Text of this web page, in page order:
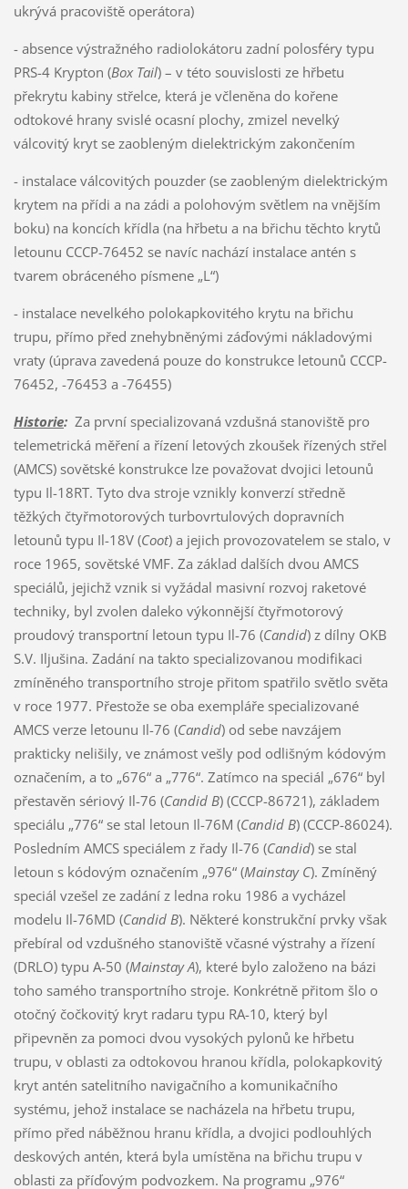
ukrývá pracoviště operátora)
- absence výstražného radiolokátoru zadní polosféry typu
PRS-4 Krypton (Box Tail) – v této souvislosti ze hřbetu
překrytu kabiny střelce, která je včleněna do kořene
odtokové hrany svislé ocasní plochy, zmizel nevelký
válcovitý kryt se zaobleným dielektrickým zakončením
- instalace válcovitých pouzder (se zaobleným dielektrickým
krytem na přídi a na zádi a polohovým světlem na vnějším
boku) na koncích křídla (na hřbetu a na břichu těchto krytů
letounu CCCP-76452 se navíc nachází instalace antén s
tvarem obráceného písmene „L“)
- instalace nevelkého polokapkovitého krytu na břichu
trupu, přímo před znehybněnými záďovými nákladovými
vraty (úprava zavedená pouze do konstrukce letounů CCCP-
76452, -76453 a -76455)
Historie:Za první specializovaná vzdušná stanoviště pro
telemetrická měření a řízení letových zkoušek řízených střel
(AMCS) sovětské konstrukce lze považovat dvojici letounů
typu Il-18RT. Tyto dva stroje vznikly konverzí středně
těžkých čtyřmotorových turbovrtulových dopravních
letounů typu Il-18V (Coot) a jejich provozovatelem se stalo, v
roce 1965, sovětské VMF. Za základ dalších dvou AMCS
speciálů, jejichž vznik si vyžádal masivní rozvoj raketové
techniky, byl zvolen daleko výkonnější čtyřmotorový
proudový transportní letoun typu Il-76 (Candid) z dílny OKB
S.V. Iljušina. Zadání na takto specializovanou modifikaci
zmíněného transportního stroje přitom spatřilo světlo světa
v roce 1977. Přestože se oba exempláře specializované
AMCS verze letounu Il-76 (Candid) od sebe navzájem
prakticky nelišily, ve známost vešly pod odlišným kódovým
označením, a to „676“ a „776“. Zatímco na speciál „676“ byl
přestavěn sériový Il-76 (Candid B) (CCCP-86721), základem
speciálu „776“ se stal letoun Il-76M (Candid B) (CCCP-86024).
Posledním AMCS speciálem z řady Il-76 (Candid) se stal
letoun s kódovým označením „976“ (Mainstay C). Zmíněný
speciál vzešel ze zadání z ledna roku 1986 a vycházel
modelu Il-76MD (Candid B). Některé konstrukční prvky však
přebíral od vzdušného stanoviště včasné výstrahy a řízení
(DRLO) typu A-50 (Mainstay A), které bylo založeno na bázi
toho samého transportního stroje. Konkrétně přitom šlo o
otočný čočkovitý kryt radaru typu RA-10, který byl
připevněn za pomoci dvou vysokých pylonů ke hřbetu
trupu, v oblasti za odtokovou hranou křídla, polokapkovitý
kryt antén satelitního navigačního a komunikačního
systému, jehož instalace se nacházela na hřbetu trupu,
přímo před náběžnou hranu křídla, a dvojici podlouhlých
deskových antén, která byla umístěna na břichu trupu v
oblasti za příďovým podvozkem. Na programu „976“